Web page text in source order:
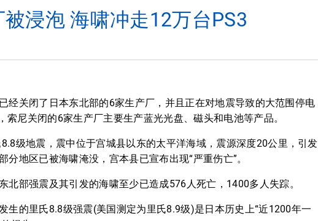
浸泡 海啸冲走12万台PS3
经关闭了日本东北部的6家生产厂，并且正在对地震导致的大范围停电
尼关闭的6家生产厂主要生产蓝光光盘、磁头和电池等产品。
级地震，震中位于宫城县以东的太平洋海域，震源深度20公里，引发
地区已被海啸淹没，宫本县已宣布出现“严重伤亡”。
北部强震及其引发的海啸至少已造成576人死亡，1400多人失踪。
生的里氏8.8级强震(美国测定为里氏8.9级)是日本历史上“近1200年一